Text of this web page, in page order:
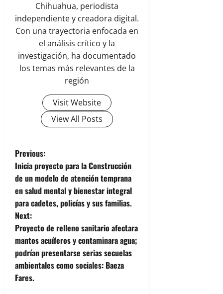
Chihuahua, periodista
independiente y creadora digital.
Con una trayectoria enfocada en
el análisis crítico y la
investigación, ha documentado
los temas más relevantes de la
región
Visit Website
View All Posts
P
o
s
t
n
a
v
Previous:
Inicia proyecto para la Construcción
de un modelo de atención temprana
en salud mental y bienestar integral
para cadetes, policías y sus familias.
Next:
Proyecto de relleno sanitario afectara
mantos acuíferos y contaminara agua;
podrían presentarse serias secuelas
ambientales como sociales: Baeza
Fares.